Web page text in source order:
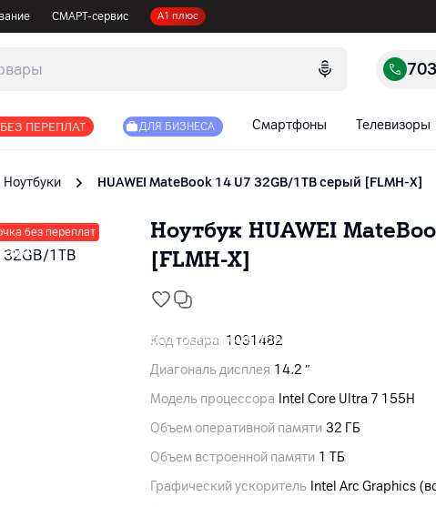
СМАРТ-сервис А1 плюс
ПЕРЕПЛАТ ДЛЯ БИЗНЕСА Смартфоны Телевизоры
Ноутбуки HUAWEI MateBook 14 U7 32GB/1TB серый [FLMH-X]
без переплат
Ноутбук HUAWEI
[FLMH-X]
Код товара 1031482
Диагональ дисплея 14.2 ″
Модель процессора Intel Core Ultra 7 155H
Объем оперативной памяти 32 ГБ
Объем встроенной памяти 1 ТБ
Графический ускоритель Intel Arc Graphics